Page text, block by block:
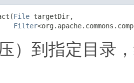
File targetDir,
Filter
）到指定目录